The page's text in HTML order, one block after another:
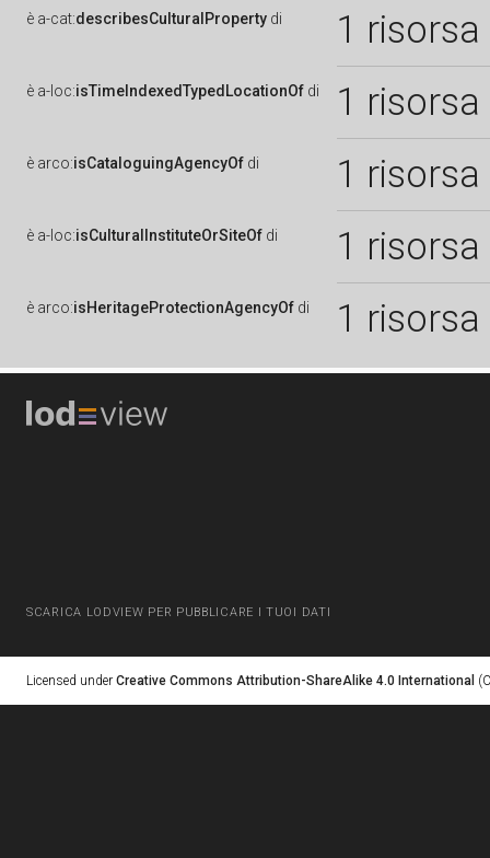
è a-cat:describesCulturalProperty di 1 risorsa
è a-loc:isTimeIndexedTypedLocationOf di 1 risorsa
è arco:isCataloguingAgencyOf di 1 risorsa
è a-loc:isCulturalInstituteOrSiteOf di 1 risorsa
è arco:isHeritageProtectionAgencyOf di 1 risorsa
SCARICA LODVIEW PER PUBBLICARE I TUOI DATI
Licensed under Creative Commons Attribution-ShareAlike 4.0 International